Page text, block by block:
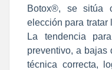
Botox®, se sitúa
elección para tratar
La tendencia
preventivo, a bajas
técnica correcta,